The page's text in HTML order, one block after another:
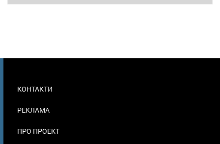
В
КОНТАКТИ
РЕКЛАМА
ПРО ПРОЕКТ